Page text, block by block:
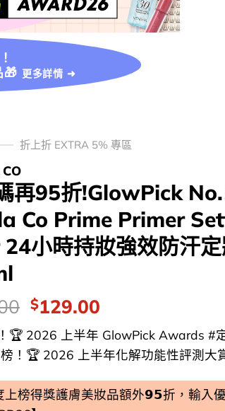
🎁 更多詳情 ➜
折上折 EXTRA 5% 專區
再95折!GlowPick
Co Prime Primer
小時持妝強效防汗
Original
price
was:
$158.00.
$129.00Current
is:
$129.00.
🏆 2026 上半年 GlowPick Awards #
！🏆 2026 上半年化解功能性評測大
上榜得獎護膚美妝品額外𝟵𝟱折，輸入